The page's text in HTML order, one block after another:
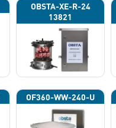
OBSTA-XE-R-24
13821
OF360-WW-240-U